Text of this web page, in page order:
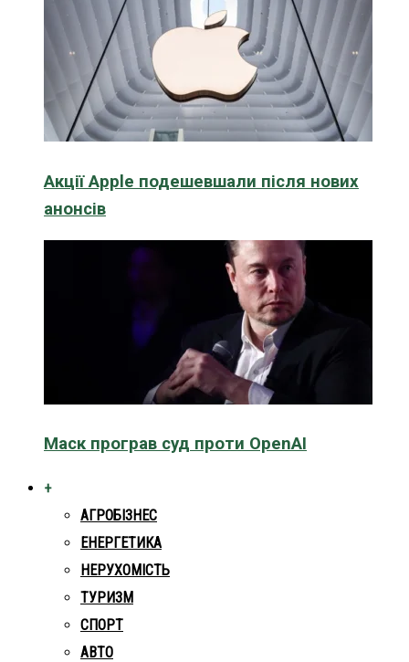
Акції Apple подешевшали після нових
анонсів
Маск програв суд проти OpenAI
+
АГРОБІЗНЕС
ЕНЕРГЕТИКА
НЕРУХОМІСТЬ
ТУРИЗМ
СПОРТ
АВТО